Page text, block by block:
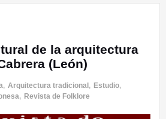
de la arquitectura
(León)
, Arquitectura tradicional, Estudio,
, Revista de Folklore